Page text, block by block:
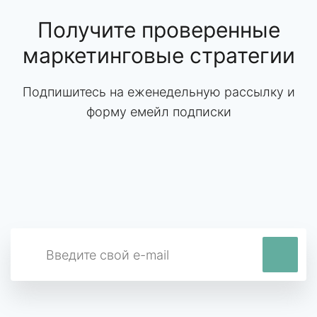
Получите проверенные
маркетинговые стратегии
Подпишитесь на еженедельную рассылку и
форму емейл подписки